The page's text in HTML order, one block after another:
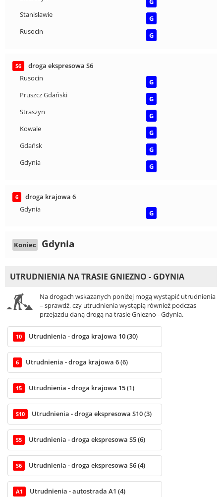
Stanisławie
G
Rusocin
G
S6
droga ekspresowa S6
Rusocin
G
Pruszcz Gdański
G
Straszyn
G
Kowale
G
Gdańsk
G
Gdynia
G
6
droga krajowa 6
Gdynia
G
Koniec Gdynia
UTRUDNIENIA NA TRASIE GNIEZNO - GDYNIA
Na drogach wskazanych poniżej mogą wystąpić utrudnienia
– sprawdź, czy utrudnienia wystąpią również podczas
przejazdu daną drogą na trasie Gniezno - Gdynia.
10 Utrudnienia - droga krajowa 10 (30)
6 Utrudnienia - droga krajowa 6 (6)
15 Utrudnienia - droga krajowa 15 (1)
S10 Utrudnienia - droga ekspresowa S10 (3)
S5 Utrudnienia - droga ekspresowa S5 (6)
S6 Utrudnienia - droga ekspresowa S6 (4)
A1 Utrudnienia - autostrada A1 (4)